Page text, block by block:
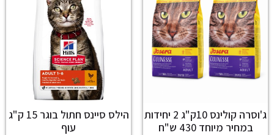
ג'וסרה קולינס 10ק"ג 2 יחידות
במחיר מיוחד 430 ש"ח
הילס סיינס חתול בוגר 15 ק"ג
עוף